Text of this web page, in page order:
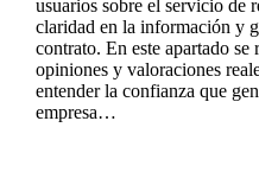
usuarios sobre el servicio de
claridad en la información y
contrato. En este apartado se
opiniones y valoraciones
entender la confianza que
empresa…